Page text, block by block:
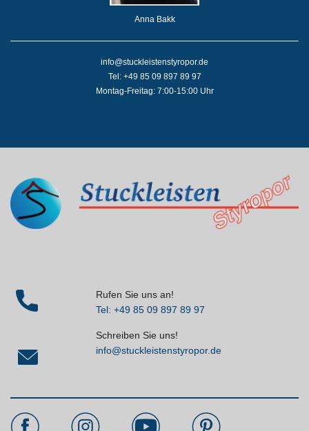
Anna Bakk
info@stuckleistenstyropor.de
Tel: +49 85 09 897 89 97
Montag-Freitag: 7:00-15:00 Uhr
Rufen Sie uns an!
Tel: +49 85 09 897 89 97
Schreiben Sie uns!
info@stuckleistenstyropor.de